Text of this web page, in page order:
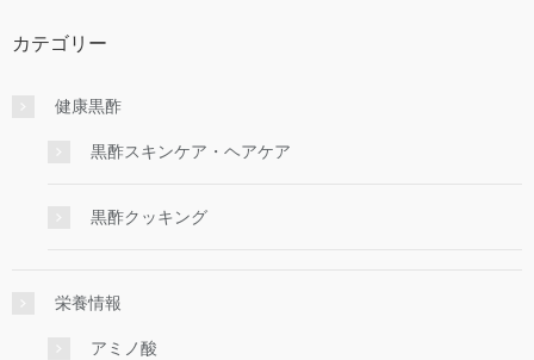
カテゴリー
健康黒酢
黒酢スキンケア・ヘアケア
黒酢クッキング
栄養情報
アミノ酸